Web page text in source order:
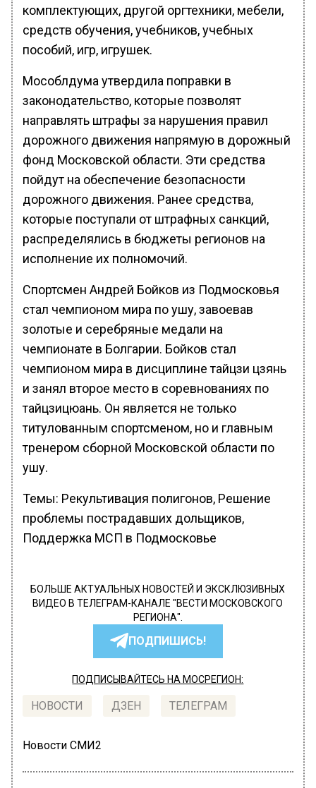
комплектующих, другой оргтехники, мебели,
средств обучения, учебников, учебных
пособий, игр, игрушек.
Мособлдума утвердила поправки в
законодательство, которые позволят
направлять штрафы за нарушения правил
дорожного движения напрямую в дорожный
фонд Московской области. Эти средства
пойдут на обеспечение безопасности
дорожного движения. Ранее средства,
которые поступали от штрафных санкций,
распределялись в бюджеты регионов на
исполнение их полномочий.
Спортсмен Андрей Бойков из Подмосковья
стал чемпионом мира по ушу, завоевав
золотые и серебряные медали на
чемпионате в Болгарии. Бойков стал
чемпионом мира в дисциплине тайцзи цзянь
и занял второе место в соревнованиях по
тайцзицюань. Он является не только
титулованным спортсменом, но и главным
тренером сборной Московской области по
ушу.
Темы: Рекультивация полигонов, Решение
проблемы пострадавших дольщиков,
Поддержка МСП в Подмосковье
БОЛЬШЕ АКТУАЛЬНЫХ НОВОСТЕЙ И ЭКСКЛЮЗИВНЫХ
ВИДЕО В ТЕЛЕГРАМ-КАНАЛЕ "ВЕСТИ МОСКОВСКОГО
РЕГИОНА".
ПОДПИШИСЬ!
ПОДПИСЫВАЙТЕСЬ НА МОСРЕГИОН:
НОВОСТИ ДЗЕН ТЕЛЕГРАМ
Новости СМИ2